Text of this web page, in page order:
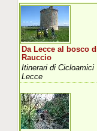
Da Lecce al bosco
Rauccio
Itinerari di Cicloamici
Lecce